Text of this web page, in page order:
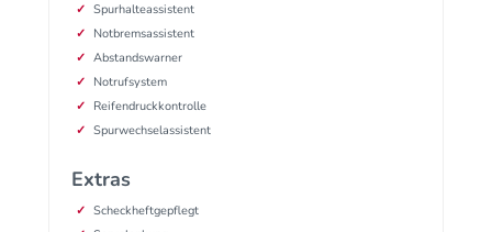
Spurhalteassistent
Notbremsassistent
Abstandswarner
Notrufsystem
Reifendruckkontrolle
Spurwechselassistent
Extras
Scheckheftgepflegt